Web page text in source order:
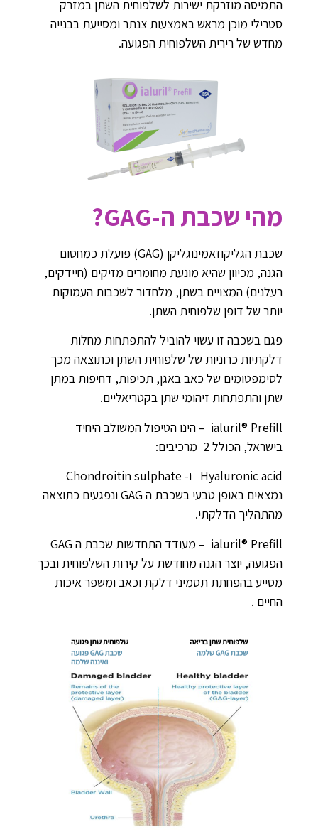
התמיסה מוזרקת ישירות לשלפוחית השתן במזרק
סטרילי מוכן מראש באמצעות צנתר ומסייעת בבנייה
מחדש של רירית השלפוחית הפגועה.
מהי שכבת ה-GAG?
שכבת הגליקוזאמינוגליקן (GAG) פועלת כמחסום
הגנה, מכיוון שהיא מונעת מחומרים מזיקים (חיידקים,
רעלנים) המצויים בשתן, מלחדור לשכבות העמוקות
יותר של דופן שלפוחית השתן.
פגם בשכבה זו עשוי להוביל להתפתחות מחלות
דלקתיות כרוניות של שלפוחית השתן וכתוצאה מכך
לסימפטומים של כאב באגן, תכיפות, דחיפות במתן
שתן והתפתחות זיהומי שתן בקטריאליים.
ialuril® Prefill – הינו הטיפול המשולב היחיד
בישראל, הכולל 2 מרכיבים:
Hyaluronic acid ו- Chondroitin sulphate
נמצאים באופן טבעי בשכבת ה GAG ונפגעים כתוצאה
מהתהליך הדלקתי.
הפגועה, יוצר הגנה מחודשת על קירות השלפוחית ובכך
מסייע בהפחתת תסמיני דלקת וכאב ומשפר איכות
החיים .